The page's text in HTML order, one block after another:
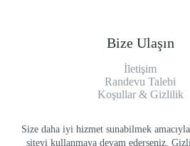
Size daha iyi hizmet sunabilmek
siteyi kullanmaya devam ederseniz,
Bize Ulaşın
İletişim
Randevu Talebi
Koşullar & Gizlilik
Copyright © 2026 Gençel Otomotiv -